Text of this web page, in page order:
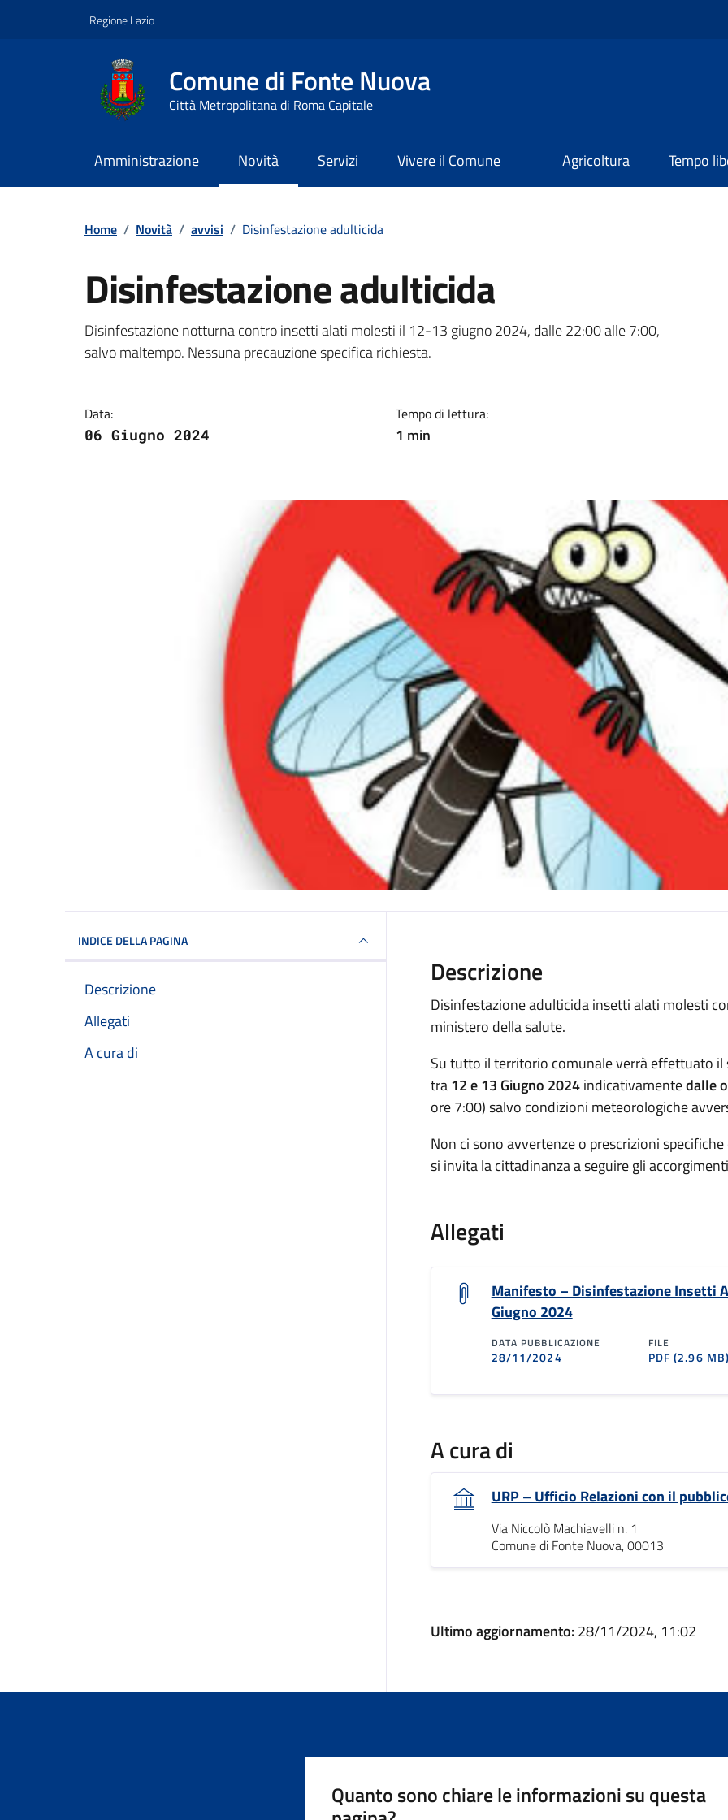
Regione Lazio
Comune di Fonte Nuova
Città Metropolitana di Roma Capitale
Amministrazione Novità Servizi Vivere il Comune Agricoltura Tempo
Home / Novità / avvisi / Disinfestazione adulticida
Disinfestazione adulticida
Dettagli della notizia
Disinfestazione notturna contro insetti alati molesti il 12-13 giugno 2024, dalle 22:00 alle 7:00,
salvo maltempo. Nessuna precauzione specifica richiesta.
Data:
06 Giugno 2024
Tempo di lettura:
1 min
INDICE DELLA PAGINA
Descrizione
Allegati
A cura di
Descrizione
Disinfestazione adulticida insetti alati molesti
ministero della salute.
Su tutto il territorio comunale verrà effettuato
tra12 e 13 Giugno 2024indicativamentedalle
ore 7:00) salvo condizioni meteorologiche
Non ci sono avvertenze o prescrizioni
si invita la cittadinanza a seguire gli
Allegati
Manifesto – Disinfestazione Insetti
Giugno 2024
DATA PUBBLICAZIONE
28/11/2024
FILE
PDF(2.96
A cura di
URP – Ufficio Relazioni con il
Via Niccolò Machiavelli n. 1
Comune di Fonte Nuova, 00013
Ultimo aggiornamento:28/11/2024, 11:02
Quanto sono chiare le informazioni su questa